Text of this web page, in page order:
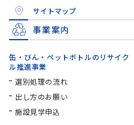
サイトマップ
事業案内
缶・びん・ペットボトルのリサイク
ル推進事業
選別処理の流れ
出し方のお願い
施設見学申込